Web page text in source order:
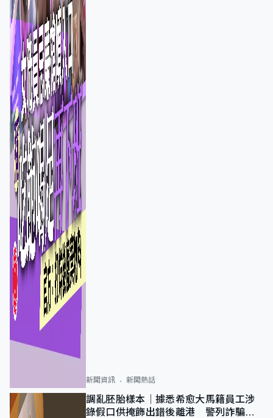
新聞資訊 新聞熱話
調亂胚胎樣本｜據悉希愈大馬籍員工涉
錄假口供掩飾出錯後離港 警列詐騙